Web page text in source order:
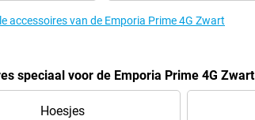
accessoires van de Emporia Prime 4G Zwart
speciaal voor de Emporia Prime 4G Zwart
Hoesjes